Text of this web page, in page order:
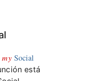
my Social
está